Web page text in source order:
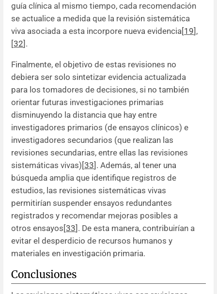
guía clínica al mismo tiempo, cada recomendación
se actualice a medida que la revisión sistemática
viva asociada a esta incorpore nueva evidencia[19],
[32].
Finalmente, el objetivo de estas revisiones no
debiera ser solo sintetizar evidencia actualizada
para los tomadores de decisiones, si no también
orientar futuras investigaciones primarias
disminuyendo la distancia que hay entre
investigadores primarios (de ensayos clínicos) e
investigadores secundarios (que realizan las
revisiones secundarias, entre ellas las revisiones
sistemáticas vivas)[33]. Además, al tener una
búsqueda amplia que identifique registros de
estudios, las revisiones sistemáticas vivas
permitirían suspender ensayos redundantes
registrados y recomendar mejoras posibles a
otros ensayos[33]. De esta manera, contribuirían a
evitar el desperdicio de recursos humanos y
materiales en investigación primaria.
Conclusiones